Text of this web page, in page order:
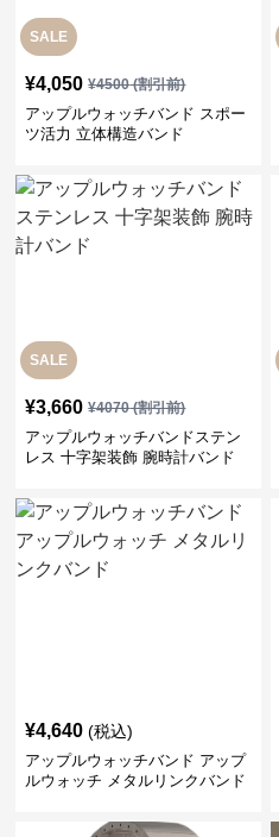
SALE
¥4,050 ¥4500(割引前)
アップルウォッチバンド スポー
ツ活力 立体構造バンド
SALE
¥3,660 ¥4070(割引前)
アップルウォッチバンドステン
レス 十字架装飾 腕時計バンド
¥4,640 (税込)
アップルウォッチバンド アップ
ルウォッチ メタルリンクバンド